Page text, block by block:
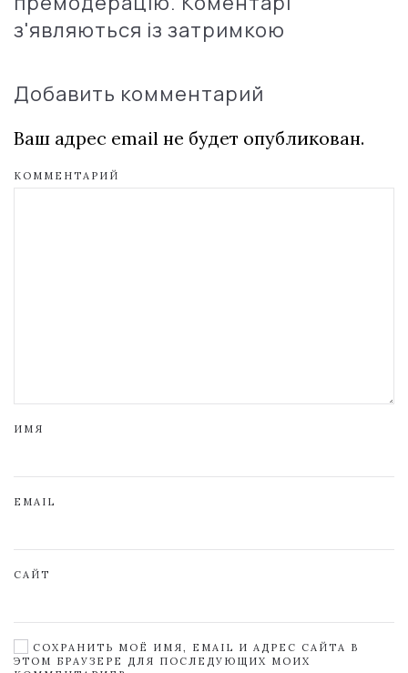
з'являються із затримкою
Добавить комментарий
Ваш адрес email не будет опубликован.
КОММЕНТАРИЙ
ИМЯ
EMAIL
САЙТ
СОХРАНИТЬ МОЁ ИМЯ, EMAIL И АДРЕС САЙТА В
ЭТОМ БРАУЗЕРЕ ДЛЯ ПОСЛЕДУЮЩИХ МОИХ